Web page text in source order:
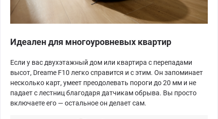
Идеален для многоуровневых квартир
Если у вас двухэтажный дом или квартира с перепадами
высот, Dreame F10 легко справится и с этим. Он запоминает
несколько карт, умеет преодолевать пороги до 20 мм и не
падает с лестниц благодаря датчикам обрыва. Вы просто
включаете его — остальное он делает сам.